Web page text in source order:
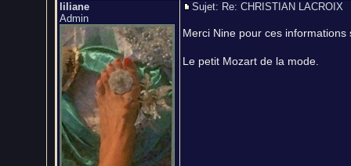
liliane
Admin
Sujet: Re: CHRISTIAN
Merci Nine pour ces
Le petit Mozart de la mode.